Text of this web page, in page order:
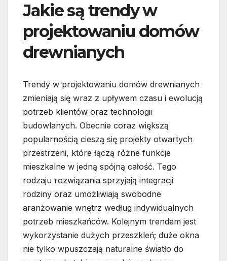
Jakie są trendy w
projektowaniu domów
drewnianych
Trendy w projektowaniu domów drewnianych
zmieniają się wraz z upływem czasu i ewolucją
potrzeb klientów oraz technologii
budowlanych. Obecnie coraz większą
popularnością cieszą się projekty otwartych
przestrzeni, które łączą różne funkcje
mieszkalne w jedną spójną całość. Tego
rodzaju rozwiązania sprzyjają integracji
rodziny oraz umożliwiają swobodne
aranżowanie wnętrz według indywidualnych
potrzeb mieszkańców. Kolejnym trendem jest
wykorzystanie dużych przeszkleń; duże okna
nie tylko wpuszczają naturalne światło do